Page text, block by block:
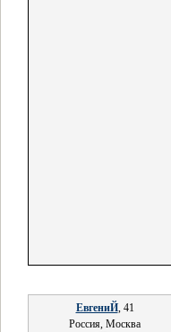
ЕвгениЙ, 41
Россия, Москва